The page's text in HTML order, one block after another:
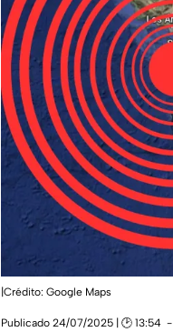
|Crédito: Google Maps
Publicado 24/07/2025 | 🕑 13:54